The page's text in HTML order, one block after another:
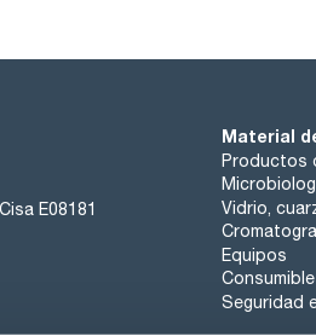
E08181
Material
Productos
Vidrio,
Equipos
Consumible
Seguridad